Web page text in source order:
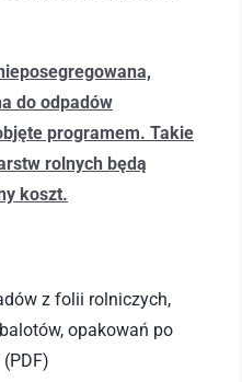
do odpadów
programem. Takie
rolnych będą
koszt.
z folii rolniczych,
opakowań po